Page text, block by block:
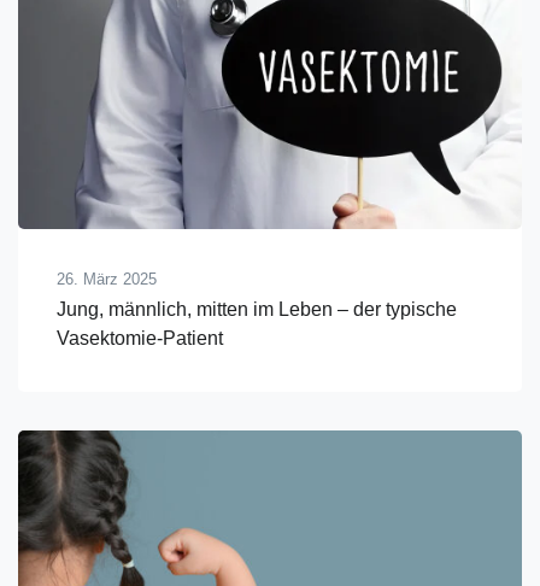
26. März 2025
Jung, männlich, mitten im Leben – der typische
Vasektomie-Patient